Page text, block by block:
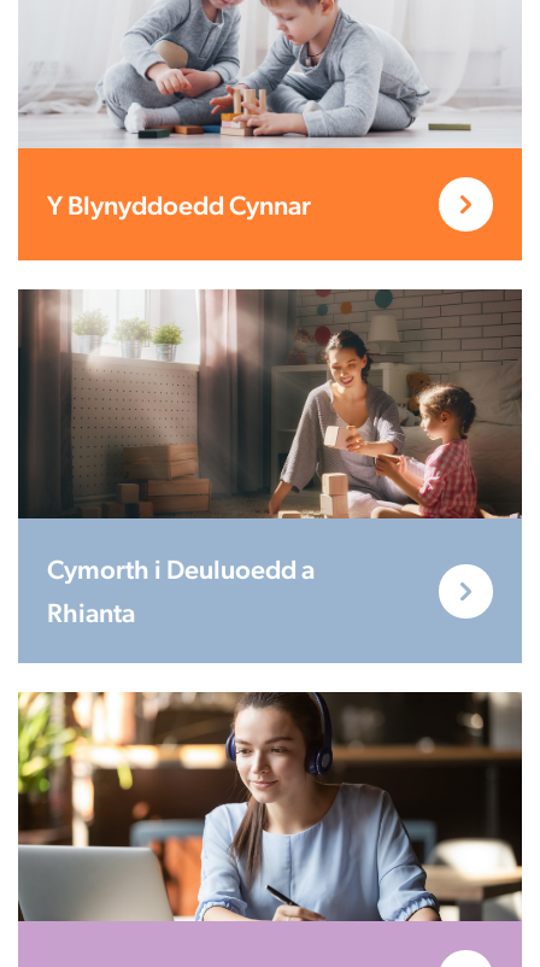
Y Blynyddoedd Cynnar
Cymorth i Deuluoedd a
Rhianta